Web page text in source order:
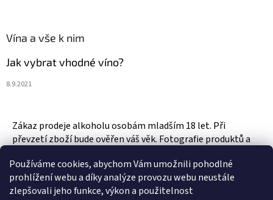
Používáme cookies, abychom Vám umožnili pohodlné
prohlížení webu a díky analýze provozu webu neustále
zlepšovali jeho funkce, výkon a použitelnost
Vína a vše k nim
Jak vybrat vhodné víno?
8.9.2021
Zákaz prodeje alkoholu osobám mladším 18 let. Při
převzetí zboží bude ověřen váš věk. Fotografie produktů a